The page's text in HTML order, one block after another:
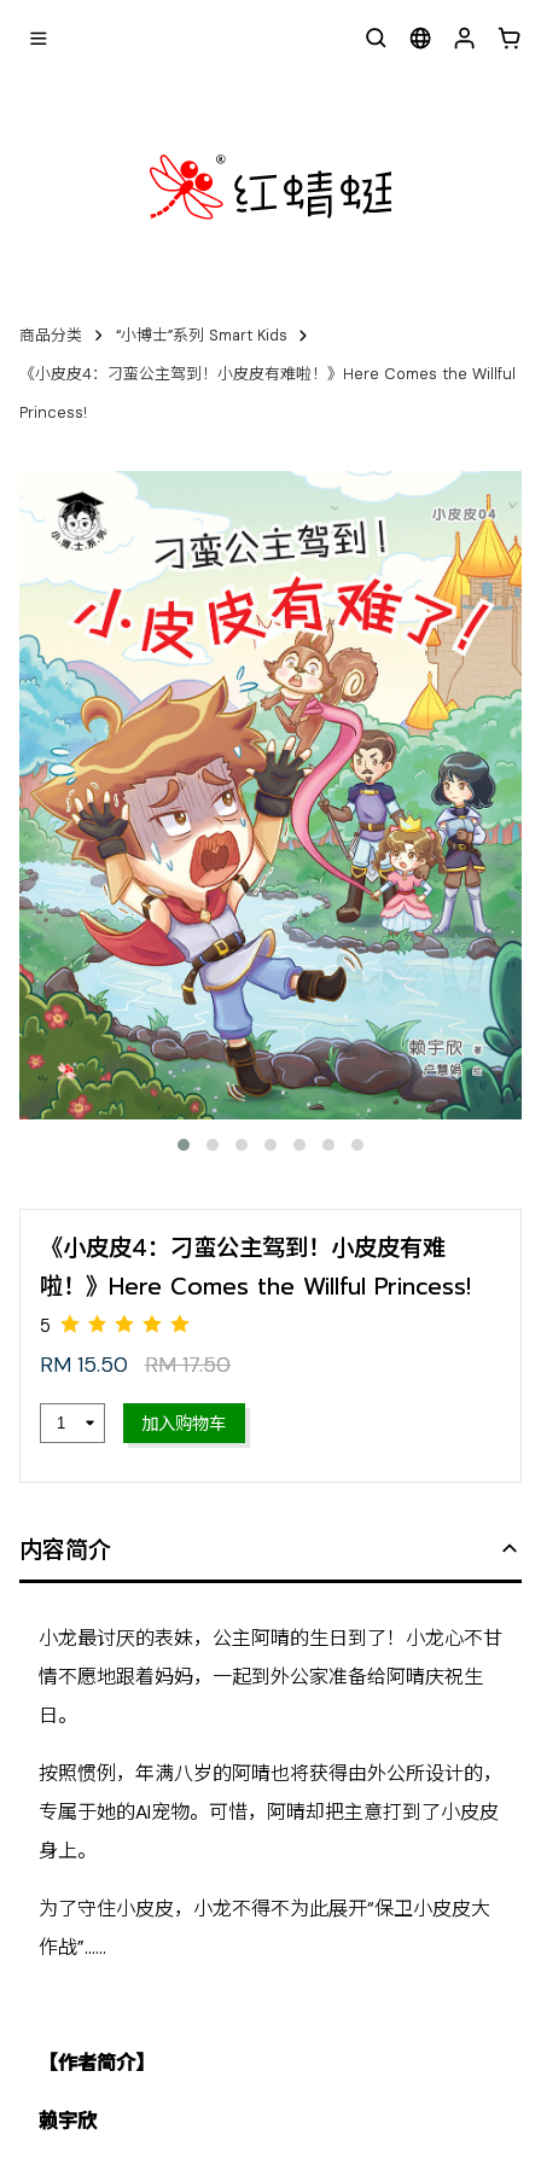
商品分类
“小博士”系列 Smart Kids
《小皮皮4：刁蛮公主驾到！小皮皮有难啦！》Here Comes the Willful
Princess!
《小皮皮4：刁蛮公主驾到！小皮皮有难
啦！》Here Comes the Willful Princess!
RM 15.50 RM 17.50
加入购物车
内容简介
小龙最讨厌的表妹，公主阿晴的生日到了！小龙心不甘
情不愿地跟着妈妈，一起到外公家准备给阿晴庆祝生
日。
按照惯例，年满八岁的阿晴也将获得由外公所设计的，
专属于她的AI宠物。可惜，阿晴却把主意打到了小皮皮
身上。
为了守住小皮皮，小龙不得不为此展开“保卫小皮皮大
作战”……
【作者简介】
赖宇欣